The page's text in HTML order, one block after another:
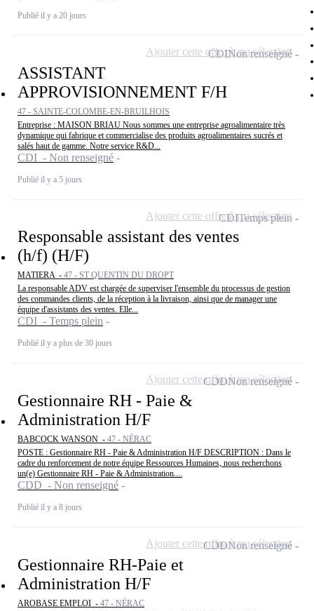
Publié il y a 20 jours
ASSISTANT
APPROVISIONNEMENT F/H
47 - SAINTE-COLOMBE-EN-BRUILHOIS
Entreprise : MAISON BRIAU Nous sommes une entreprise agroalimentaire très
dynamique qui fabrique et commercialise des produits agroalimentaires sucrés et
salés haut de gamme. Notre service R&D...
CDI - Non renseigné
Publié il y a 5 jours
CDINon renseigné
Ajouter cette offre à ma sélection
Responsable assistant des ventes
(h/f) (H/F)
MATIERA - 47 - ST QUENTIN DU DROPT
La responsable ADV est chargée de superviser l'ensemble du processus de gestion
des commandes clients, de la réception à la livraison, ainsi que de manager une
équipe d'assistants des ventes. Elle...
CDI - Temps plein
Publié il y a plus de 30 jours
CDITemps plein
Ajouter cette offre à ma sélection
Gestionnaire RH - Paie &
Administration H/F
BABCOCK WANSON - 47 - NÉRAC
POSTE : Gestionnaire RH - Paie & Administration H/F DESCRIPTION : Dans le
cadre du renforcement de notre équipe Ressources Humaines, nous recherchons
un(e) Gestionnaire RH - Paie & Administration....
CDD - Non renseigné
Publié il y a 8 jours
CDDNon renseigné
Ajouter cette offre à ma sélection
Gestionnaire RH-Paie et
Administration H/F
AROBASE EMPLOI - 47 - NÉRAC
CDDNon renseigné
Ajouter cette offre à ma sélection